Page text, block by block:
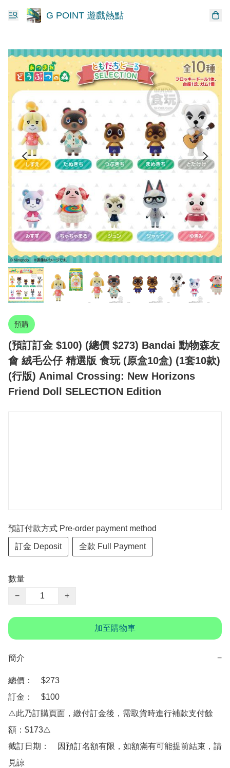
G POINT 遊戲熱點
預購
(預訂訂金 $100) (總價 $273) Bandai 動物森友
會 絨毛公仔 精選版 食玩 (原盒10盒) (1套10款)
(行版) Animal Crossing: New Horizons
Friend Doll SELECTION Edition
預訂付款方式 Pre-order payment method
訂金 Deposit 全款 Full Payment
數量
−
+
加至購物車
簡介 −
總價：　$273
訂金：　$100
⚠️此乃訂購頁面，繳付訂金後，需取貨時進行補款支付餘
額：$173⚠️
截訂日期：　因預訂名額有限，如額滿有可能提前結束，請
見諒